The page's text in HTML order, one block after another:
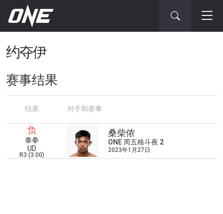
约夺伊
赛事结果
结果 对手和赛事
负
泰拳
UD
R3 (3:00)
桑柴侬
ONE 周五格斗夜 2
2023年1月27日
浏览了解更多
在任何地域观看ONE冠军赛，现在注册获得权限了
解最新资讯、解锁特别福利以及优先机遇获得直播